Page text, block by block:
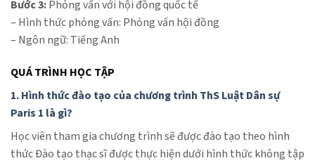
Bước 3:Phỏng vấn với hội đồng quốc tế
– Hình thức phỏng vấn: Phỏng vấn hội đồng
– Ngôn ngữ: Tiếng Anh
QUÁ TRÌNH HỌC TẬP
1. Hình thức đào tạo của chương trình ThS Luật Dân sự
Paris 1 là gì?
Học viên tham gia chương trình sẽ được đào tạo theo hình
thức Đào tạo thạc sĩ được thực hiện dưới hình thức không tập